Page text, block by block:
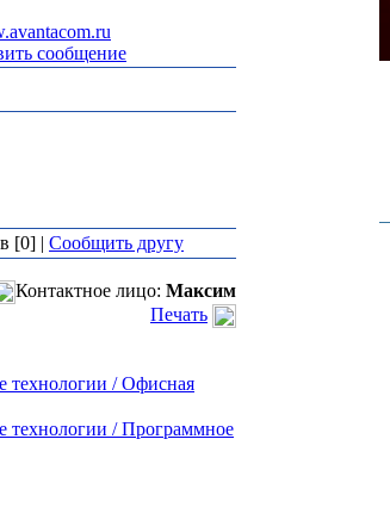
сообщение
[0] | Сообщить другу
Контактное лицо: Максим
Печать
технологии / Офисная
технологии / Программное